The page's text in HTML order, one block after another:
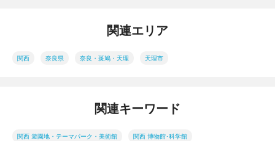
関連エリア
関西 奈良県 奈良・斑鳩・天理 天理市
関連キーワード
関西 遊園地・テーマパーク・美術館 関西 博物館･科学館